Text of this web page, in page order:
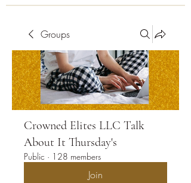
Groups
Crowned Elites LLC Talk
About It Thursday's
Public · 128 members
Join